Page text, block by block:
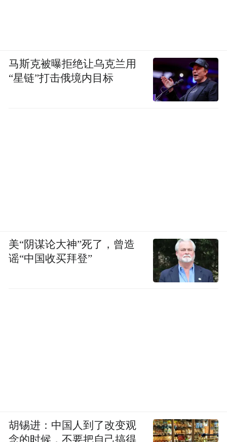
马斯克被曝拒绝让乌克兰用
“星链”打击俄境内目标
美“阴谋论大神”死了，曾造
谣“中国收买拜登”
胡锡进：中国人到了改变观
念的时候，不要把自己搞得